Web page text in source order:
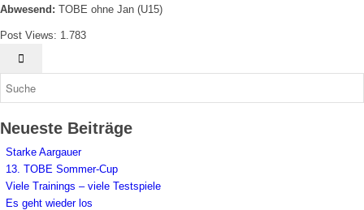
Abwesend: TOBE ohne Jan (U15)
Post Views: 1.783
Neueste Beiträge
Starke Aargauer
13. TOBE Sommer-Cup
Viele Trainings – viele Testspiele
Es geht wieder los